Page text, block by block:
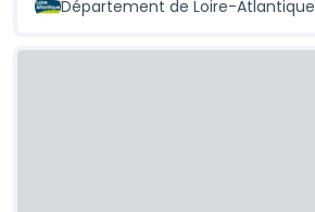
Département de Loire-Atlantique